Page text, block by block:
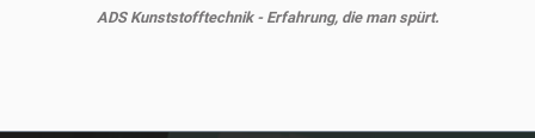
ADS Kunststofftechnik - Erfahrung, die man spürt.